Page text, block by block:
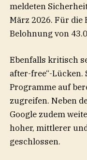
meldeten
März 2026. Für die
Belohnung von
Ebenfalls kritisch
after-free“-Lücken.
Programme auf
zugreifen. Neben
Google zudem
hoher, mittlerer
geschlossen.